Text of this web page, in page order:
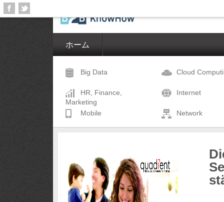
ホーム
Big Data Cloud
HR, Finance,
Marketing
Internet
Mobile Network